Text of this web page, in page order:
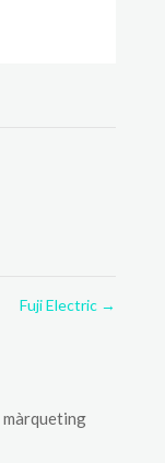
Fuji Electric →
màrqueting